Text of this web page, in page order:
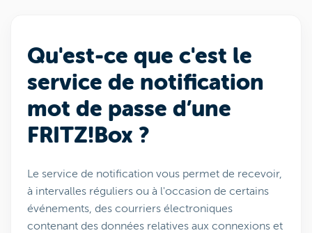
Qu'est-ce que c'est le
service de notification
mot de passe d’une
FRITZ!Box ?
Le service de notification vous permet de recevoir,
à intervalles réguliers ou à l'occasion de certains
événements, des courriers électroniques
contenant des données relatives aux connexions et